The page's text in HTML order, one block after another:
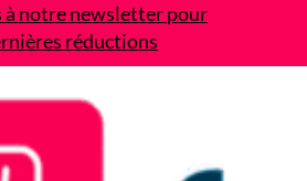
à notre newsletter pour
réductions